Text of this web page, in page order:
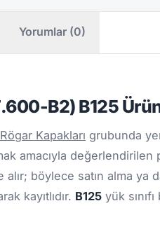
Yorumlar (0)
B2) B125
Kapakları grubunda
amacıyla
böylece satın alma
kayıtlıdır. B125 yük